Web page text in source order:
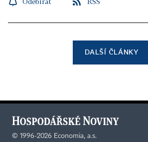
DALŠÍ ČLÁNKY
© 1996-2026 Economia, a.s.